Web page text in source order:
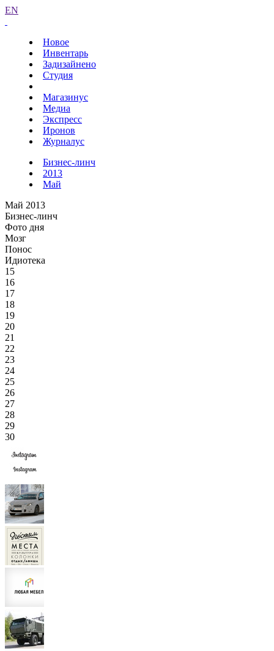
EN
Новое
Инвентарь
Задизайнено
Студия
Магазинус
Медиа
Экспресс
Иронов
Журналус
Бизнес-линч
2013
Май
Май 2013
Бизнес-линч
Фото дня
Мозг
Понос
Идиотека
15
16
17
18
19
20
21
22
23
24
25
26
27
28
29
30